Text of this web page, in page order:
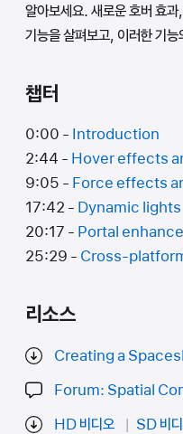
알아보세요. 새로운 호버 효
기능을 살펴보고, 이러한 기
챕터
0:00 - Introduction
2:44 - Hover effects
9:05 - Force effects
17:42 - Dynamic lights
20:17 - Portal
25:29 - Cross-
리소스
Creating a
Forum: Spatial
HD 비디오
SD 비